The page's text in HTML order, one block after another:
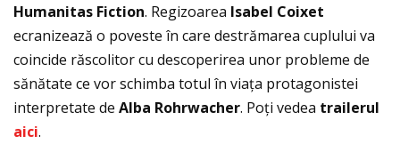
Humanitas Fiction. Regizoarea Isabel Coixet
ecranizează o poveste în care destrămarea cuplului va
coincide răscolitor cu descoperirea unor probleme de
sănătate ce vor schimba totul în viaţa protagonistei
interpretate de Alba Rohrwacher. Poţi vedea trailerul
aici.